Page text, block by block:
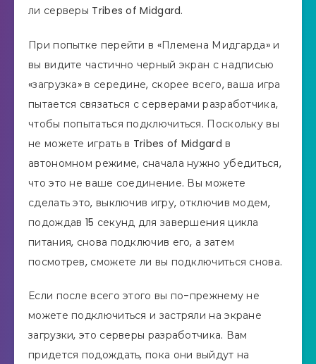
ли серверы Tribes of Midgard.
При попытке перейти в «Племена Мидгарда» и
вы видите частично черный экран с надписью
«загрузка» в середине, скорее всего, ваша игра
пытается связаться с серверами разработчика,
чтобы попытаться подключиться. Поскольку вы
не можете играть в Tribes of Midgard в
автономном режиме, сначала нужно убедиться,
что это не ваше соединение. Вы можете
сделать это, выключив игру, отключив модем,
подождав 15 секунд для завершения цикла
питания, снова подключив его, а затем
посмотрев, сможете ли вы подключиться снова.
Если после всего этого вы по-прежнему не
можете подключиться и застряли на экране
загрузки, это серверы разработчика. Вам
придется подождать, пока они выйдут на